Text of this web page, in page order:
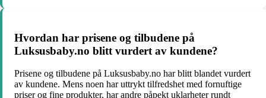
Hvordan har prisene og tilbudene på
Luksusbaby.no blitt vurdert av kundene?
Prisene og tilbudene på Luksusbaby.no har blitt blandet vurdert
av kundene. Mens noen har uttrykt tilfredshet med fornuftige
priser og fine produkter, har andre påpekt uklarheter rundt